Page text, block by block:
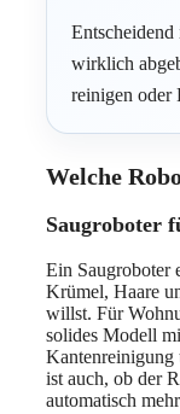
wirklich
reinigen oder
Welche
Saugroboter
Ein Saugroboter
Krümel, Haare
willst. Für
solides Modell
Kantenreinigung
ist auch, ob der
automatisch